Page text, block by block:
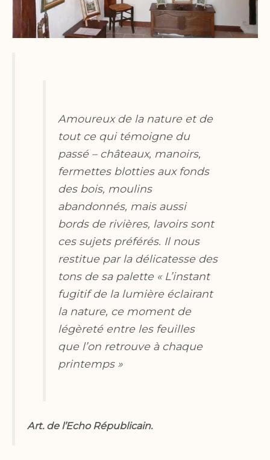
Amoureux de la nature et de
tout ce qui témoigne du
passé – châteaux, manoirs,
fermettes blotties aux fonds
des bois, moulins
abandonnés, mais aussi
bords de rivières, lavoirs sont
ces sujets préférés. Il nous
restitue par la délicatesse des
tons de sa palette « L’instant
fugitif de la lumière éclairant
la nature, ce moment de
légèreté entre les feuilles
que l’on retrouve à chaque
printemps »
Art. de l’Echo Républicain.